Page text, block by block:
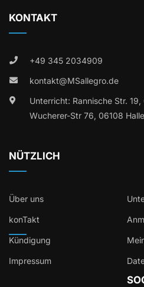
KONTAKT
+49 345 2034909
kontakt@MSallegro.de
Unterricht: Rannische Str.
Wucherer-Str 76, 06108 Halle
NÜTZLICH
Über uns
konTakt
Kündigung
Impressum